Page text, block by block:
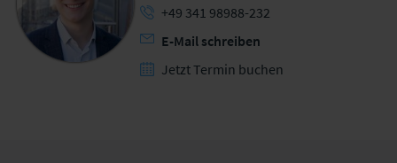
+49 341 98988-232
E-Mail schreiben
Jetzt Termin buchen